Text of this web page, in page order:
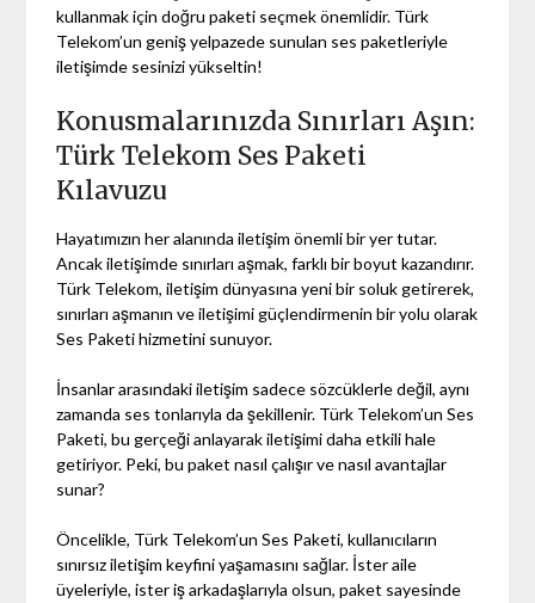
kullanmak için doğru paketi seçmek önemlidir. Türk
Telekom’un geniş yelpazede sunulan ses paketleriyle
iletişimde sesinizi yükseltin!
Konusmalarınızda Sınırları Aşın:
Türk Telekom Ses Paketi
Kılavuzu
Hayatımızın her alanında iletişim önemli bir yer tutar.
Ancak iletişimde sınırları aşmak, farklı bir boyut kazandırır.
Türk Telekom, iletişim dünyasına yeni bir soluk getirerek,
sınırları aşmanın ve iletişimi güçlendirmenin bir yolu olarak
Ses Paketi hizmetini sunuyor.
İnsanlar arasındaki iletişim sadece sözcüklerle değil, aynı
zamanda ses tonlarıyla da şekillenir. Türk Telekom’un Ses
Paketi, bu gerçeği anlayarak iletişimi daha etkili hale
getiriyor. Peki, bu paket nasıl çalışır ve nasıl avantajlar
sunar?
Öncelikle, Türk Telekom’un Ses Paketi, kullanıcıların
sınırsız iletişim keyfini yaşamasını sağlar. İster aile
üyeleriyle, ister iş arkadaşlarıyla olsun, paket sayesinde